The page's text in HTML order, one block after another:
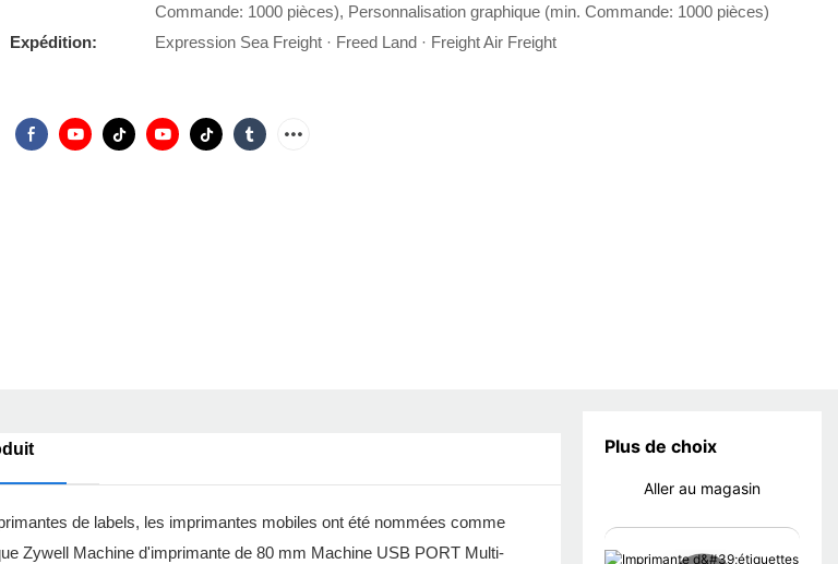
Commande: 1000 pièces), Personnalisation graphique (min. Commande: 1000 pièces)
Expédition:
Expression Sea Freight · Freed Land · Freight Air Freight
Plus de choix
Aller au magasin
de labels, les imprimantes mobiles ont été nommées comme
Zywell Machine d'imprimante de 80 mm Machine USB PORT Multi-